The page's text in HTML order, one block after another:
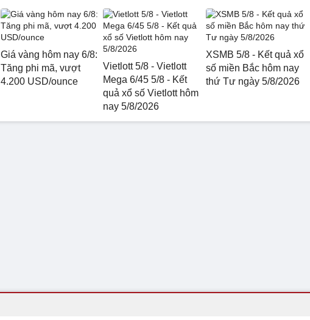
Giá vàng hôm nay 6/8:
Tăng phi mã, vượt
4.200 USD/ounce
Vietlott 5/8 - Vietlott
Mega 6/45 5/8 - Kết
quả xổ số Vietlott hôm
nay 5/8/2026
XSMB 5/8 - Kết quả xổ
số miền Bắc hôm nay
thứ Tư ngày 5/8/2026